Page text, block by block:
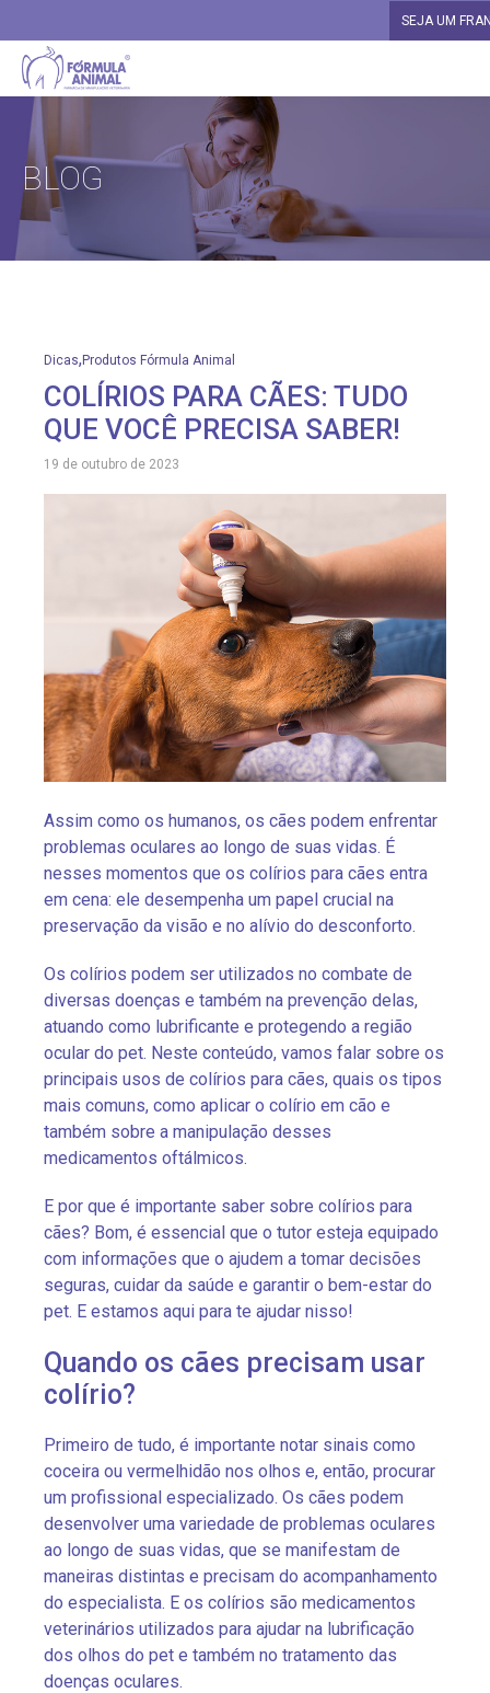
SEJA UM
BLOG
Dicas,Produtos Fórmula Animal
COLÍRIOS PARA CÃES: TUDO
QUE VOCÊ PRECISA SABER!
19 de outubro de 2023
Assim como os humanos, os cães podem enfrentar
problemas oculares ao longo de suas vidas. É
nesses momentos que os colírios para cães entra
em cena: ele desempenha um papel crucial na
preservação da visão e no alívio do desconforto.
Os colírios podem ser utilizados no combate de
diversas doenças e também na prevenção delas,
atuando como lubrificante e protegendo a região
ocular do pet. Neste conteúdo, vamos falar sobre os
principais usos de colírios para cães, quais os tipos
mais comuns, como aplicar o colírio em cão e
também sobre a manipulação desses
medicamentos oftálmicos.
E por que é importante saber sobre colírios para
cães? Bom, é essencial que o tutor esteja equipado
com informações que o ajudem a tomar decisões
seguras, cuidar da saúde e garantir o bem-estar do
pet. E estamos aqui para te ajudar nisso!
Quando os cães precisam usar
colírio?
Primeiro de tudo, é importante notar sinais como
coceira ou vermelhidão nos olhos e, então, procurar
um profissional especializado. Os cães podem
desenvolver uma variedade de problemas oculares
ao longo de suas vidas, que se manifestam de
maneiras distintas e precisam do acompanhamento
do especialista. E os colírios são medicamentos
veterinários utilizados para ajudar na lubrificação
dos olhos do pet e também no tratamento das
doenças oculares.